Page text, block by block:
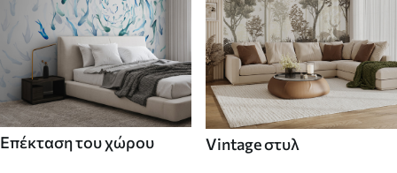
Επέκταση του χώρου Vintage στυλ